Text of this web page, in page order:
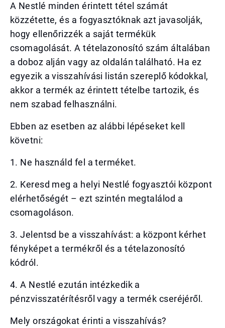
A Nestlé minden érintett tétel számát
közzétette, és a fogyasztóknak azt javasolják,
hogy ellenőrizzék a saját termékük
csomagolását. A tételazonosító szám általában
a doboz alján vagy az oldalán található. Ha ez
egyezik a visszahívási listán szereplő kódokkal,
akkor a termék az érintett tételbe tartozik, és
nem szabad felhasználni.
Ebben az esetben az alábbi lépéseket kell
követni:
1. Ne használd fel a terméket.
2. Keresd meg a helyi Nestlé fogyasztói központ
elérhetőségét – ezt szintén megtalálod a
csomagoláson.
3. Jelentsd be a visszahívást: a központ kérhet
fényképet a termékről és a tételazonosító
kódról.
4. A Nestlé ezután intézkedik a
pénzvisszatérítésről vagy a termék cseréjéről.
Mely országokat érinti a visszahívás?